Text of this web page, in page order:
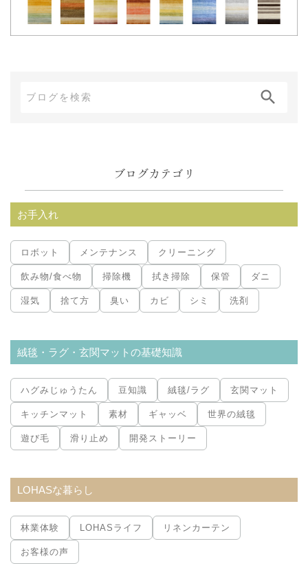
ブ
ブログカテゴリ
お手入れ
ロボット メンテナンス クリーニング
飲み物/食べ物 掃除機 拭き掃除 保管 ダニ
湿気 捨て方 臭い カビ シミ 洗剤
絨毯・ラグ・玄関マットの基礎知識
ハグみじゅうたん 豆知識 絨毯/ラグ 玄関マット
キッチンマット 素材 ギャッベ 世界の絨毯
遊び毛 滑り止め 開発ストーリー
LOHASな暮らし
林業体験 LOHASライフ リネンカーテン
お客様の声